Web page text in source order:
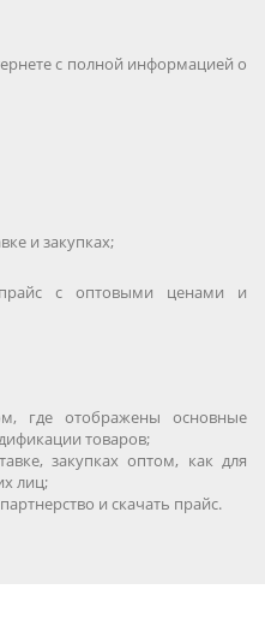
с полной информацией о
и закупках;
с оптовыми ценами и
где отображены основные
товаров;
закупках оптом, как для
лиц;
и скачать прайс.